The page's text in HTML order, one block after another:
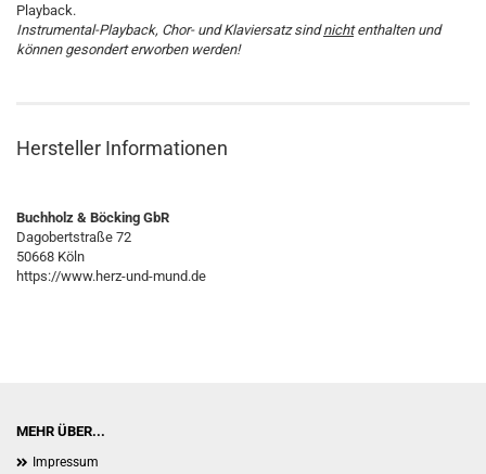
Playback.
Instrumental-Playback, Chor- und Klaviersatz sindnichtenthalten und
können gesondert erworben werden!
Hersteller Informationen
Buchholz & Böcking GbR
Dagobertstraße 72
50668 Köln
https://www.herz-und-mund.de
MEHR ÜBER...
Impressum